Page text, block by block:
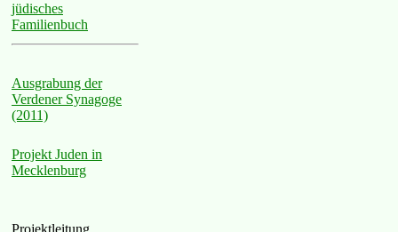
jüdisches
Familienbuch
Ausgrabung der
Verdener Synagoge
(2011)
Projekt Juden in
Mecklenburg
Projektleitung